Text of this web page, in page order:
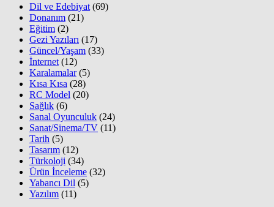
Dil ve Edebiyat (69)
Donanım (21)
Eğitim (2)
Gezi Yazıları (17)
Güncel/Yaşam (33)
İnternet (12)
Karalamalar(5)
Kısa Kısa (28)
RC Model (20)
Sağlık (6)
Sanal Oyunculuk (24)
Sanat/Sinema/TV (11)
Tarih (5)
Tasarım (12)
Türkoloji (34)
Ürün İnceleme (32)
Yabancı Dil (5)
Yazılım (11)